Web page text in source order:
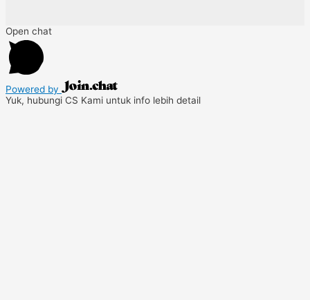
Open chat
Powered by
Yuk, hubungi CS Kami untuk info lebih detail